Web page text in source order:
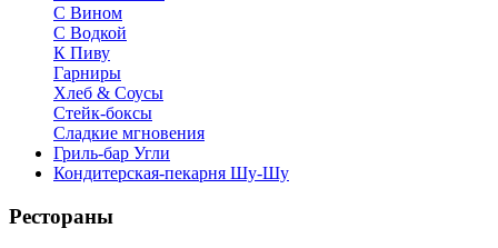
С Вином
С Водкой
К Пиву
Гарниры
Хлеб & Соусы
Стейк-боксы
Сладкие мгновения
Гриль-бар Угли
Кондитерская-пекарня Шу-Шу
Рестораны